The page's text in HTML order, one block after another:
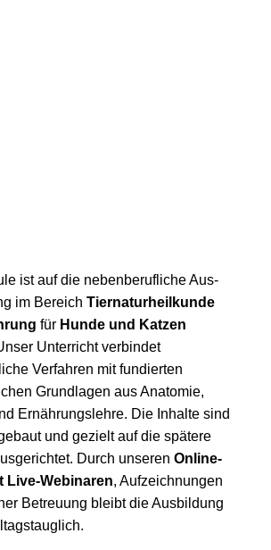
ist auf die nebenberufliche Aus-
im Bereich Tiernaturheilkunde
für Hunde und Katzen
Unterricht verbindet
Verfahren mit fundierten
Grundlagen aus Anatomie,
Ernährungslehre. Die Inhalte sind
und gezielt auf die spätere
Durch unseren Online-
Live-Webinaren, Aufzeichnungen
Betreuung bleibt die Ausbildung